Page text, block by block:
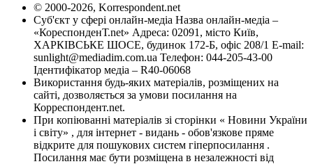
© 2000-2026, Korrespondent.net
Суб'єкт у сфері онлайн-медіа Назва онлайн-медіа –
«КореспонденТ.net» Адреса: 02091, місто Київ,
ХАРКІВСЬКЕ ШОСЕ, будинок 172-Б, офіс 208/1 E-mail:
sunlight@mediadim.com.ua Телефон: 044-205-43-00
Ідентифікатор медіа – R40-06068
Використання будь-яких матеріалів, розміщених на
сайті, дозволяється за умови посилання на
Корреспондент.net.
При копіюванні матеріалів зі сторінки « Новини України
і світу» , для інтернет - видань - обов'язкове пряме
відкрите для пошукових систем гіперпосилання .
Посилання має бути розміщена в незалежності від